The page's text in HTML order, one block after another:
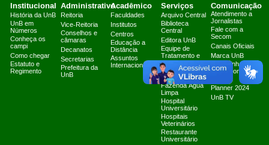
Institucional
História da UnB
UnB em
Números
Conheça os
campi
Como chegar
Estatuto e
Regimento
Administrativo
Reitoria
Vice-Reitoria
Conselhos e
câmaras
Decanatos
Secretarias
Prefeitura da
UnB
Acadêmico
Faculdades
Institutos
Centros
Educação a
Distância
Assuntos
Internacionais
Serviços
Arquivo Central
Biblioteca
Central
Editora UnB
Equipe de
Tratamento e
Resposta a
Incidentes
Cibernéticos
Fazenda Água
Limpa
Hospital
Universitário
Hospitais
Veterinários
Restaurante
Universitário
Comunicação
Atendimento a
Jornalistas
Fale com a
Secom
Canais Oficiais
Marca UnB
Campanha
Institucional
Planner 2024
UnB TV